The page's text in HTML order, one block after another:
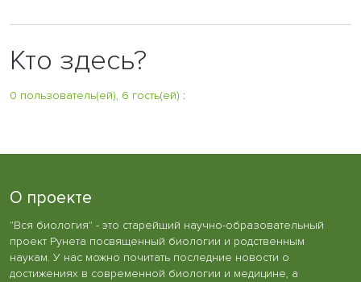
Кто здесь?
0 пользователь(ей), 6 гость(ей) :
О проекте
"Вся биология" - это старейший научно-образовательный
проект Рунета посвященный биологии и родственным
наукам. У нас можно почитать последние новости о
достижениях в современной биологии и медицине, а